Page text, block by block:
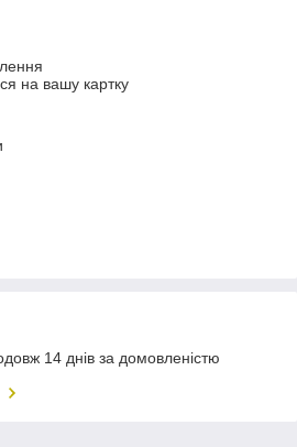
на вашу картку
14 днів за домовленістю